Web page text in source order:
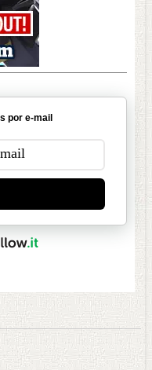
por e-mail